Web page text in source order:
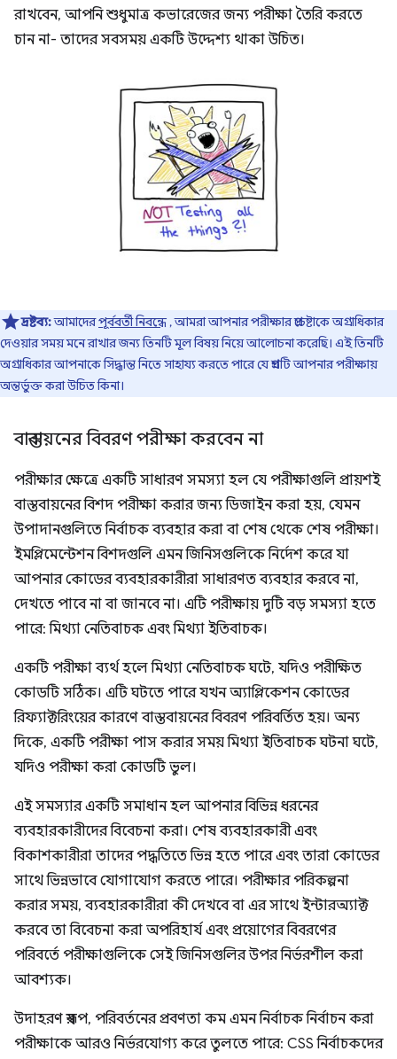
রাখবেন, আপনি শুধুমাত্র কভারেজের জন্য পরীক্ষা তৈরি করতে
চান না- তাদের সবসময় একটি উদ্দেশ্য থাকা উচিত।
দ্রষ্টব্য:আমাদেরপূর্ববর্তী নিবন্ধে, আমরা আপনার পরীক্ষার প্রচেষ্টাকে অগ্রাধিকার
দেওয়ার সময় মনে রাখার জন্য তিনটি মূল বিষয় নিয়ে আলোচনা করেছি। এই তিনটি
অগ্রাধিকার আপনাকে সিদ্ধান্ত নিতে সাহায্য করতে পারে যে প্রশ্নটি আপনার পরীক্ষায়
অন্তর্ভুক্ত করা উচিত কিনা।
বাস্তবায়নের বিবরণ পরীক্ষা করবেন না
পরীক্ষার ক্ষেত্রে একটি সাধারণ সমস্যা হল যে পরীক্ষাগুলি প্রায়শই
বাস্তবায়নের বিশদ পরীক্ষা করার জন্য ডিজাইন করা হয়, যেমন
উপাদানগুলিতে নির্বাচক ব্যবহার করা বা শেষ থেকে শেষ পরীক্ষা।
ইমপ্লিমেন্টেশন বিশদগুলি এমন জিনিসগুলিকে নির্দেশ করে যা
আপনার কোডের ব্যবহারকারীরা সাধারণত ব্যবহার করবে না,
দেখতে পাবে না বা জানবে না। এটি পরীক্ষায় দুটি বড় সমস্যা হতে
পারে: মিথ্যা নেতিবাচক এবং মিথ্যা ইতিবাচক।
একটি পরীক্ষা ব্যর্থ হলে মিথ্যা নেতিবাচক ঘটে, যদিও পরীক্ষিত
কোডটি সঠিক। এটি ঘটতে পারে যখন অ্যাপ্লিকেশন কোডের
রিফ্যাক্টরিংয়ের কারণে বাস্তবায়নের বিবরণ পরিবর্তিত হয়। অন্য
দিকে, একটি পরীক্ষা পাস করার সময় মিথ্যা ইতিবাচক ঘটনা ঘটে,
যদিও পরীক্ষা করা কোডটি ভুল।
এই সমস্যার একটি সমাধান হল আপনার বিভিন্ন ধরনের
ব্যবহারকারীদের বিবেচনা করা। শেষ ব্যবহারকারী এবং
বিকাশকারীরা তাদের পদ্ধতিতে ভিন্ন হতে পারে এবং তারা কোডের
সাথে ভিন্নভাবে যোগাযোগ করতে পারে। পরীক্ষার পরিকল্পনা
করার সময়, ব্যবহারকারীরা কী দেখবে বা এর সাথে ইন্টারঅ্যাক্ট
করবে তা বিবেচনা করা অপরিহার্য এবং প্রয়োগের বিবরণের
পরিবর্তে পরীক্ষাগুলিকে সেই জিনিসগুলির উপর নির্ভরশীল করা
আবশ্যক।
উদাহরণ স্বরূপ, পরিবর্তনের প্রবণতা কম এমন নির্বাচক নির্বাচন করা
পরীক্ষাকে আরও নির্ভরযোগ্য করে তুলতে পারে: CSS নির্বাচকদের